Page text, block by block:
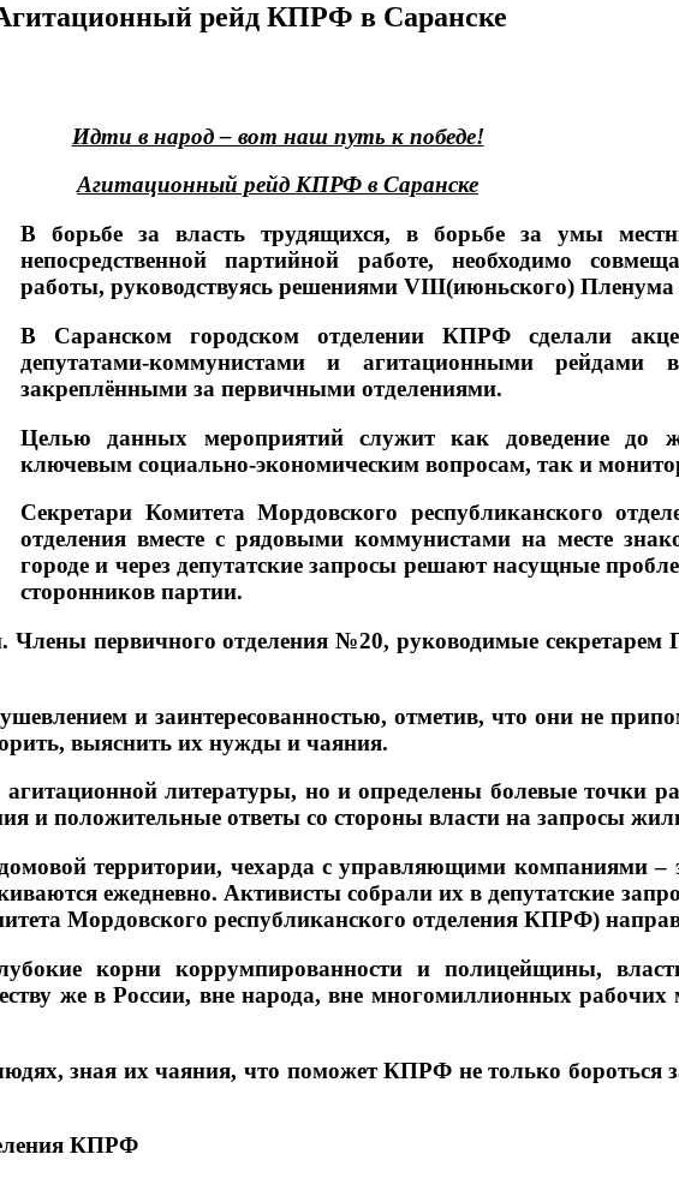
рейд КПРФ в Саранске
Идти в народ – вот наш путь к победе!
Агитационный рейд КПРФ в Саранске
В борьбе за власть трудящихся, в борьбе за умы
непосредственной партийной работе, необходимо
работы, руководствуясь решениями VIII(июньского)
В Саранском городском отделении КПРФ сделали
депутатами-коммунистами и агитационными рейдами
закреплёнными за первичными отделениями.
Целью данных мероприятий служит как доведение до
ключевым социально-экономическим вопросам, так и
Секретари Комитета Мордовского республиканского
отделения вместе с рядовыми коммунистами на месте
городе и через депутатские запросы решают насущные
сторонников партии.
Члены первичного отделения №20, руководимые
и заинтересованностью, отметив, что они не
выяснить их нужды и чаяния.
литературы, но и определены болевые точки
и положительные ответы со стороны власти на запросы
территории, чехарда с управляющими компаниями –
ежедневно. Активисты собрали их в депутатские
Мордовского республиканского отделения КПРФ)
корни коррумпированности и полицейщины,
же в России, вне народа, вне многомиллионных
зная их чаяния, что поможет КПРФ не только бороться
КПРФ